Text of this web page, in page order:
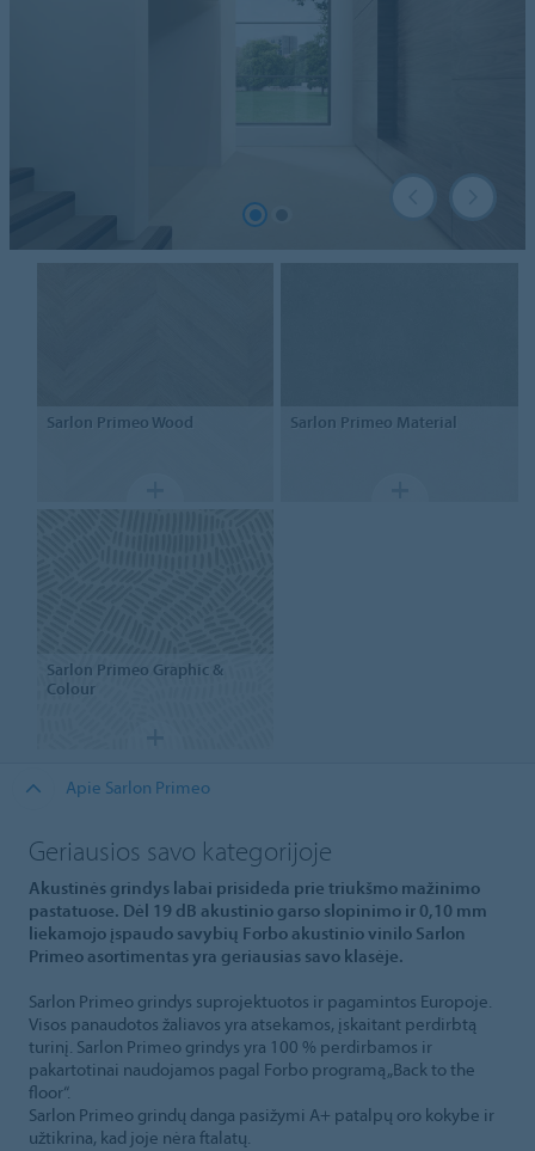
Sarlon Primeo Wood Sarlon Primeo Material
Sarlon Primeo Graphic &
Colour
Apie Sarlon Primeo
Geriausios savo kategorijoje
Akustinės grindys labai prisideda prie triukšmo mažinimo
pastatuose. Dėl 19 dB akustinio garso slopinimo ir 0,10 mm
liekamojo įspaudo savybių Forbo akustinio vinilo Sarlon
Primeo asortimentas yra geriausias savo klasėje.
Sarlon Primeo grindys suprojektuotos ir pagamintos Europoje.
Visos panaudotos žaliavos yra atsekamos, įskaitant perdirbtą
turinį. Sarlon Primeo grindys yra 100 % perdirbamos ir
pakartotinai naudojamos pagal Forbo programą „Back to the
floor“.
Sarlon Primeo grindų danga pasižymi A+ patalpų oro kokybe ir
užtikrina, kad joje nėra ftalatų.